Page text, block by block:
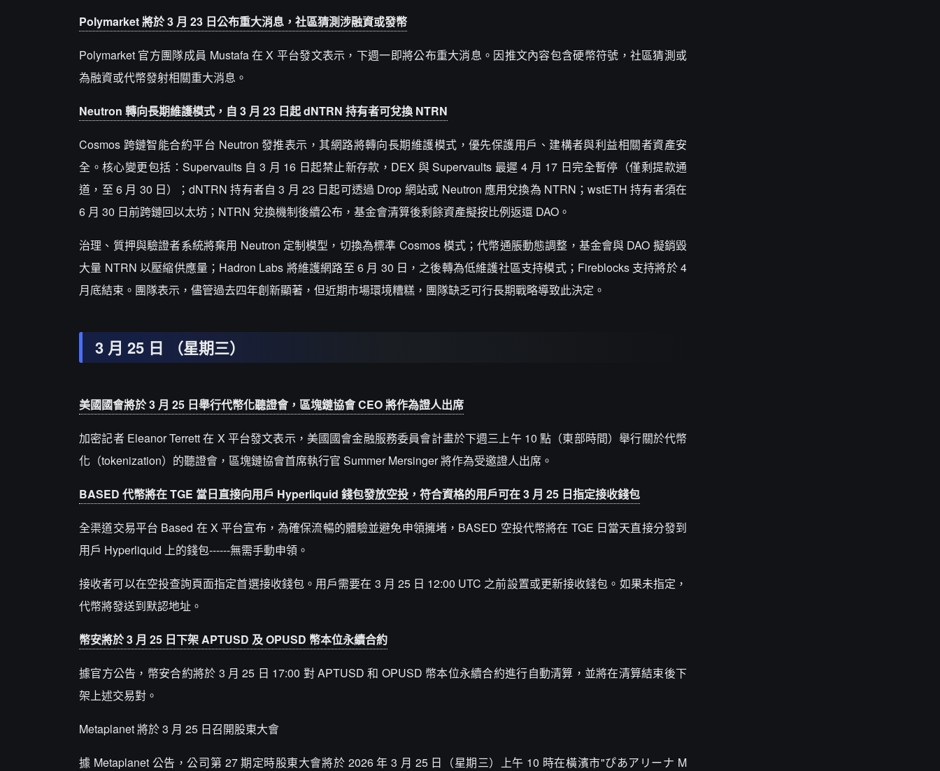
Polymarket 將於 3 月 23 日公布重大消息，社區猜測涉融資或發幣
Polymarket 官方團隊成員 Mustafa 在 X 平台發文表示，下週一即將公布重大消息。因推文內容包含硬幣符號，社區猜測或
為融資或代幣發射相關重大消息。
Neutron 轉向長期維護模式，自 3 月 23 日起 dNTRN 持有者可兌換 NTRN
Cosmos 跨鏈智能合約平台 Neutron 發推表示，其網路將轉向長期維護模式，優先保護用戶、建構者與利益相關者資產安
全。核心變更包括：Supervaults 自 3 月 16 日起禁止新存款，DEX 與 Supervaults 最遲 4 月 17 日完全暫停（僅剩提款通
道，至 6 月 30 日）；dNTRN 持有者自 3 月 23 日起可透過 Drop 網站或 Neutron 應用兌換為 NTRN；wstETH 持有者須在
6 月 30 日前跨鏈回以太坊；NTRN 兌換機制後續公布，基金會清算後剩餘資產擬按比例返還 DAO。
治理、質押與驗證者系統將棄用 Neutron 定制模型，切換為標準 Cosmos 模式；代幣通脹動態調整，基金會與 DAO 擬銷毀
大量 NTRN 以壓縮供應量；Hadron Labs 將維護網路至 6 月 30 日，之後轉為低維護社區支持模式；Fireblocks 支持將於 4
月底結束。團隊表示，儘管過去四年創新顯著，但近期市場環境糟糕，團隊缺乏可行長期戰略導致此決定。
3 月 25 日 （星期三）
美國國會將於 3 月 25 日舉行代幣化聽證會，區塊鏈協會 CEO 將作為證人出席
加密記者 Eleanor Terrett 在 X 平台發文表示，美國國會金融服務委員會計畫於下週三上午 10 點（東部時間）舉行關於代幣
化（tokenization）的聽證會，區塊鏈協會首席執行官 Summer Mersinger 將作為受邀證人出席。
BASED 代幣將在 TGE 當日直接向用戶 Hyperliquid 錢包發放空投，符合資格的用戶可在 3 月 25 日指定接收錢包
全渠道交易平台 Based 在 X 平台宣布，為確保流暢的體驗並避免申領擁堵，BASED 空投代幣將在 TGE 日當天直接分發到
用戶 Hyperliquid 上的錢包------無需手動申領。
接收者可以在空投查詢頁面指定首選接收錢包。用戶需要在 3 月 25 日 12:00 UTC 之前設置或更新接收錢包。如果未指定，
代幣將發送到默認地址。
幣安將於 3 月 25 日下架 APTUSD 及 OPUSD 幣本位永續合約
據官方公告，幣安合約將於 3 月 25 日 17:00 對 APTUSD 和 OPUSD 幣本位永續合約進行自動清算，並將在清算結束後下
架上述交易對。
Metaplanet 將於 3 月 25 日召開股東大會
據 Metaplanet 公告，公司第 27 期定時股東大會將於 2026 年 3 月 25 日（星期三）上午 10 時在橫濱市"ぴあアリーナ M